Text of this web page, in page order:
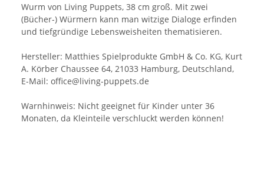
Wurm von Living Puppets, 38 cm groß. Mit zwei
(Bücher-) Würmern kann man witzige Dialoge erfinden
und tiefgründige Lebensweisheiten thematisieren.
Hersteller: Matthies Spielprodukte GmbH & Co. KG, Kurt
A. Körber Chaussee 64, 21033 Hamburg, Deutschland,
E-Mail: office@living-puppets.de
Warnhinweis: Nicht geeignet für Kinder unter 36
Monaten, da Kleinteile verschluckt werden können!